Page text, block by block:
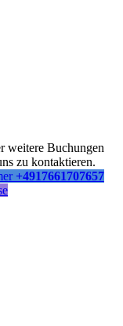
weitere Buchungen
zu kontaktieren.
+4917661707657